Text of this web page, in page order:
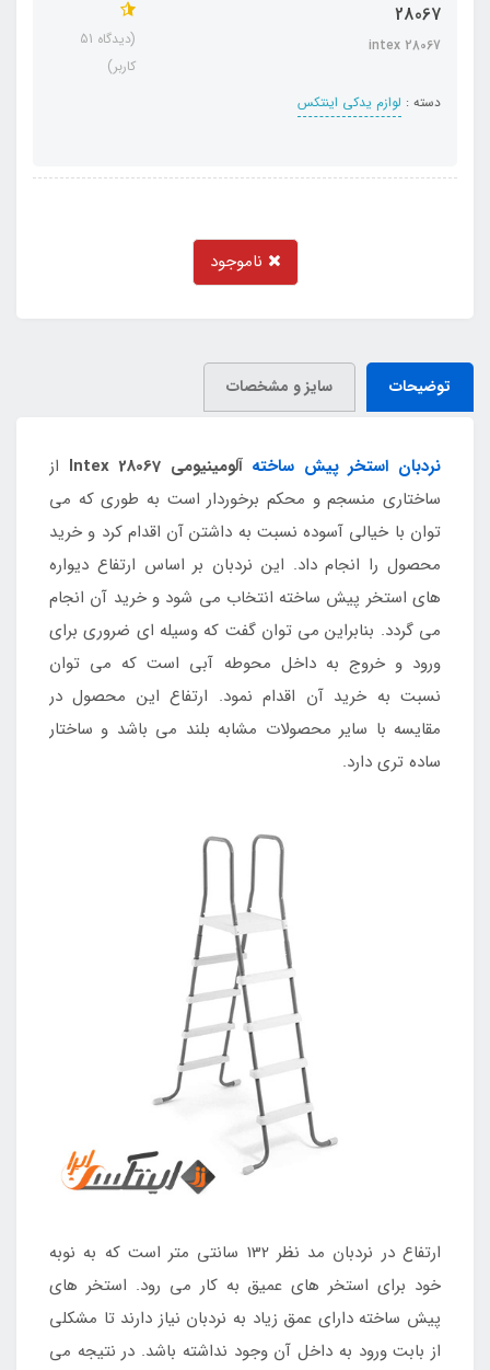
28067
intex 28067
دسته : لوازم یدکی اینتکس
(دیدگاه 51
کاربر)
ناموجود
توضیحات سایز و مشخصات
نردبان استخر پیش ساخته آلومینیومی Intex 28067
از
ساختاری منسجم و محکم برخوردار است به طوری که می
توان با خیالی آسوده نسبت به داشتن آن اقدام کرد و خرید
محصول را انجام داد. این نردبان بر اساس ارتفاع دیواره
های استخر پیش ساخته انتخاب می شود و خرید آن انجام
می گردد. بنابراین می توان گفت که وسیله ای ضروری برای
ورود و خروج به داخل محوطه آبی است که می توان
نسبت به خرید آن اقدام نمود. ارتفاع این محصول در
مقایسه با سایر محصولات مشابه بلند می باشد و ساختار
ساده تری دارد.
ارتفاع در نردبان مد نظر 132 سانتی متر است که به نوبه
خود برای استخر های عمیق به کار می رود. استخر های
پیش ساخته دارای عمق زیاد به نردبان نیاز دارند تا مشکلی
از بابت ورود به داخل آن وجود نداشته باشد. در نتیجه می